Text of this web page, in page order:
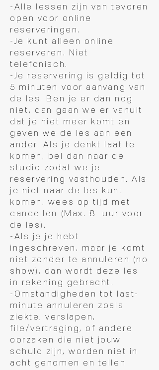
-Alle lessen zijn van tevoren
open voor online
reserveringen.
-Je kunt alleen online
reserveren. Niet
telefonisch.
-Je reservering is geldig tot
5 minuten voor aanvang van
de les. Ben je er dan nog
niet, dan gaan we er vanuit
dat je niet meer komt en
geven we de les aan een
ander. Als je denkt laat te
komen, bel dan naar de
studio zodat we je
reservering vasthouden. Als
je niet naar de les kunt
komen, wees op tijd met
cancellen (Max. 8 uur voor
de les).
-Als je je hebt
ingeschreven, maar je komt
niet zonder te annuleren (no
show), dan wordt deze les
in rekening gebracht.
-Omstandigheden tot last-
minute annuleren zoals
ziekte, verslapen,
file/vertraging, of andere
oorzaken die niet jouw
schuld zijn, worden niet in
acht genomen en tellen